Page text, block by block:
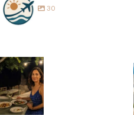
30
carpediem.tr
avel.guide
5. Juli